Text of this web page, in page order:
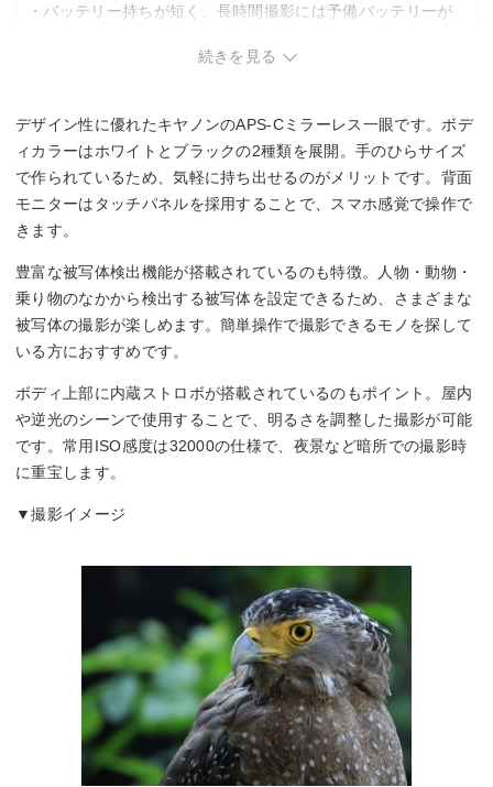
約376g(バッテリー、メモリーカードを含む)、約329g(本体の
・バッテリー持ちが短く、長時間撮影には予備バッテリーが
・付属の望遠レンズが暗く、室内の望遠撮影はブレやすい傾
続きを見る
デザイン性に優れたキヤノンのAPS-Cミラーレス一眼です。ボデ
ィカラーはホワイトとブラックの2種類を展開。手のひらサイズ
で作られているため、気軽に持ち出せるのがメリットです。背面
モニターはタッチパネルを採用することで、スマホ感覚で操作で
きます。
豊富な被写体検出機能が搭載されているのも特徴。人物・動物・
乗り物のなかから検出する被写体を設定できるため、さまざまな
被写体の撮影が楽しめます。簡単操作で撮影できるモノを探して
いる方におすすめです。
ボディ上部に内蔵ストロボが搭載されているのもポイント。屋内
や逆光のシーンで使用することで、明るさを調整した撮影が可能
です。常用ISO感度は32000の仕様で、夜景など暗所での撮影時
に重宝します。
▼撮影イメージ